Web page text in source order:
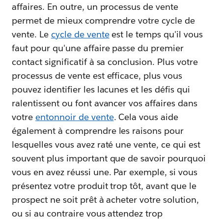
affaires. En outre, un processus de vente
permet de mieux comprendre votre cycle de
vente. Le cycle de venteest le temps qu'il vous
faut pour qu'une affaire passe du premier
contact significatif à sa conclusion. Plus votre
processus de vente est efficace, plus vous
pouvez identifier les lacunes et les défis qui
ralentissent ou font avancer vos affaires dans
votre entonnoir de vente. Cela vous aide
également à comprendre les raisons pour
lesquelles vous avez raté une vente, ce qui est
souvent plus important que de savoir pourquoi
vous en avez réussi une. Par exemple, si vous
présentez votre produit trop tôt, avant que le
prospect ne soit prêt à acheter votre solution,
ou si au contraire vous attendez trop